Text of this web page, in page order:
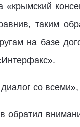
«крымский
таким
на базе
со всеми»,